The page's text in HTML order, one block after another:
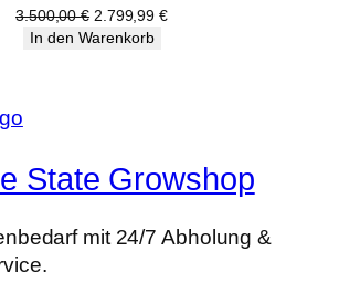
3.500,00€ Ursprünglicher
Preis
2.799,99€Aktueller
In den Warenkorb
State Growshop
mit 24/7 Abholung &